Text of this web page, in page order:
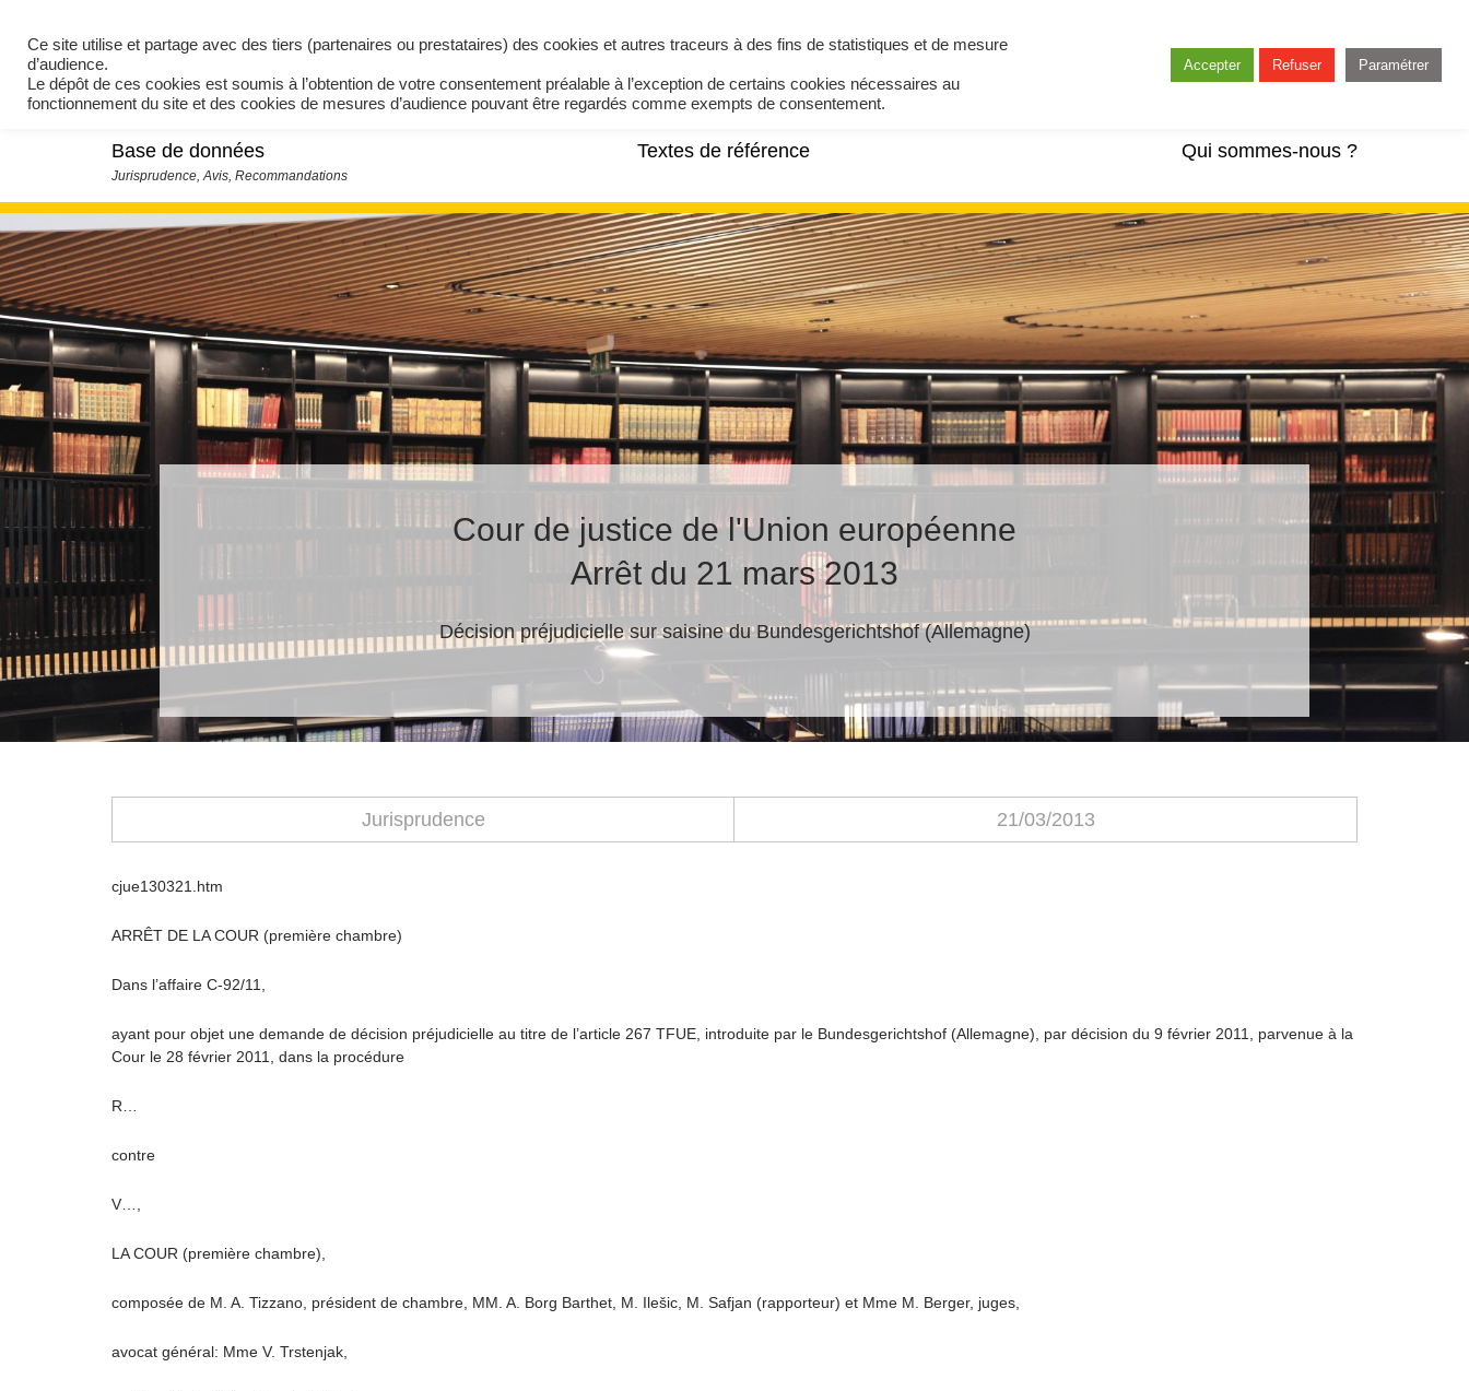
Base de données Textes de référence Qui sommes-nous ?
Cour de justice de l'Union européenne
Arrêt du 21 mars 2013
Décision préjudicielle sur saisine du Bundesgerichtshof (Allemagne)
Jurisprudence 21/03/2013
cjue130321.htm
ARRÊT DE LA COUR (première chambre)
Dans l’affaire C-92/11,
ayant pour objet une demande de décision préjudicielle au titre de l’article 267 TFUE, introduite par le Bundesgerichtshof (Allemagne), par décision du 9 février 2011, parvenue à la
Cour le 28 février 2011, dans la procédure
R…
contre
V…,
LA COUR (première chambre),
composée de M. A. Tizzano, président de chambre, MM. A. Borg Barthet, M. Ilešic, M. Safjan (rapporteur) et Mme M. Berger, juges,
avocat général: Mme V. Trstenjak,
Ce site utilise et partage avec des tiers (partenaires ou prestataires) des cookies et autres traceurs à des fins de statistiques et de mesure
d’audience.
Le dépôt de ces cookies est soumis à l’obtention de votre consentement préalable à l’exception de certains cookies nécessaires au
fonctionnement du site et des cookies de mesures d’audience pouvant être regardés comme exempts de consentement.
Accepter Refuser Paramétrer